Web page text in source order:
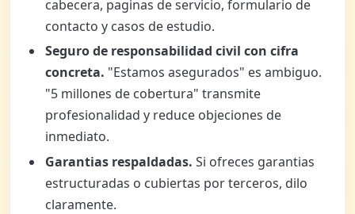
cabecera, paginas de servicio, formulario de
contacto y casos de estudio.
Seguro de responsabilidad civil con cifra
concreta. "Estamos asegurados" es ambiguo.
"5 millones de cobertura" transmite
profesionalidad y reduce objeciones de
inmediato.
Garantias respaldadas. Si ofreces garantias
estructuradas o cubiertas por terceros, dilo
claramente.